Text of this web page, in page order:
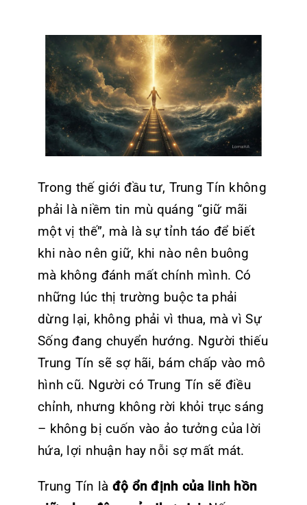
Trong thế giới đầu tư, Trung Tín không
phải là niềm tin mù quáng “giữ mãi
một vị thế”, mà là sự tỉnh táo để biết
khi nào nên giữ, khi nào nên buông
mà không đánh mất chính mình. Có
những lúc thị trường buộc ta phải
dừng lại, không phải vì thua, mà vì Sự
Sống đang chuyển hướng. Người thiếu
Trung Tín sẽ sợ hãi, bám chấp vào mô
hình cũ. Người có Trung Tín sẽ điều
chỉnh, nhưng không rời khỏi trục sáng
– không bị cuốn vào ảo tưởng của lời
hứa, lợi nhuận hay nỗi sợ mất mát.
Trung Tín là độ ổn định của linh hồn